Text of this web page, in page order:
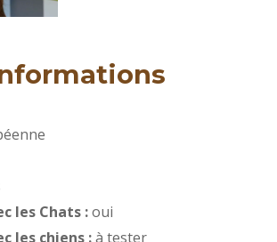
les Chats :oui
les chiens :à tester